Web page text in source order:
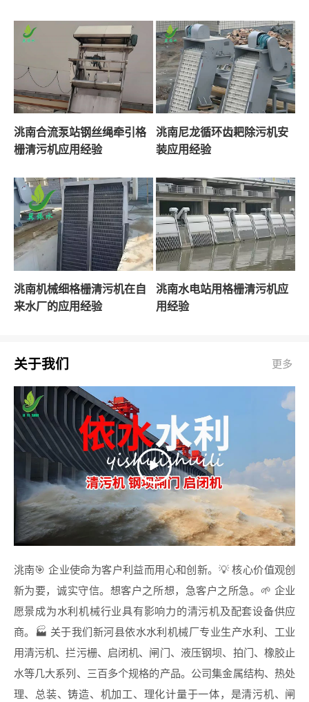
洮南合流泵站钢丝绳牵引格
栅清污机应用经验
洮南尼龙循环齿耙除污机安
装应用经验
洮南机械细格栅清污机在自
来水厂的应用经验
洮南水电站用格栅清污机应
用经验
关于我们 更多
洮南🎯 企业使命为客户利益而用心和创新。💡 核心价值观创
新为要，诚实守信。想客户之所想，急客户之所急。🌱 企业
愿景成为水利机械行业具有影响力的清污机及配套设备供应
商。🏭 关于我们新河县依水水利机械厂专业生产水利、工业
用清污机、拦污栅、启闭机、闸门、液压钢坝、拍门、橡胶止
水等几大系列、三百多个规格的产品。公司集金属结构、热处
理、总装、铸造、机加工、理化计量于一体，是清污机、闸